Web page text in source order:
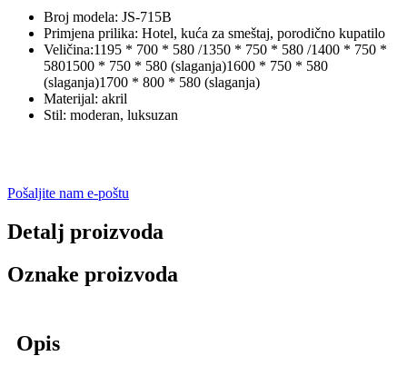
Broj modela: JS-715B
Primjena prilika: Hotel, kuća za smeštaj, porodično kupatilo
Veličina:1195 * 700 * 580 /1350 * 750 * 580 /1400 * 750 *
5801500 * 750 * 580 (slaganja)1600 * 750 * 580
(slaganja)1700 * 800 * 580 (slaganja)
Materijal: akril
Stil: moderan, luksuzan
Pošaljite nam e-poštu
Detalj proizvoda
Oznake proizvoda
Opis